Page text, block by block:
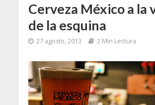
Cerveza México a la
de la esquina
27 agosto, 2013 2 Min Lectura